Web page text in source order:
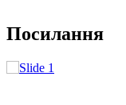
Посилання